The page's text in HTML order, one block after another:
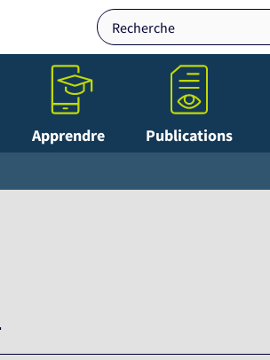
Apprendre Publications